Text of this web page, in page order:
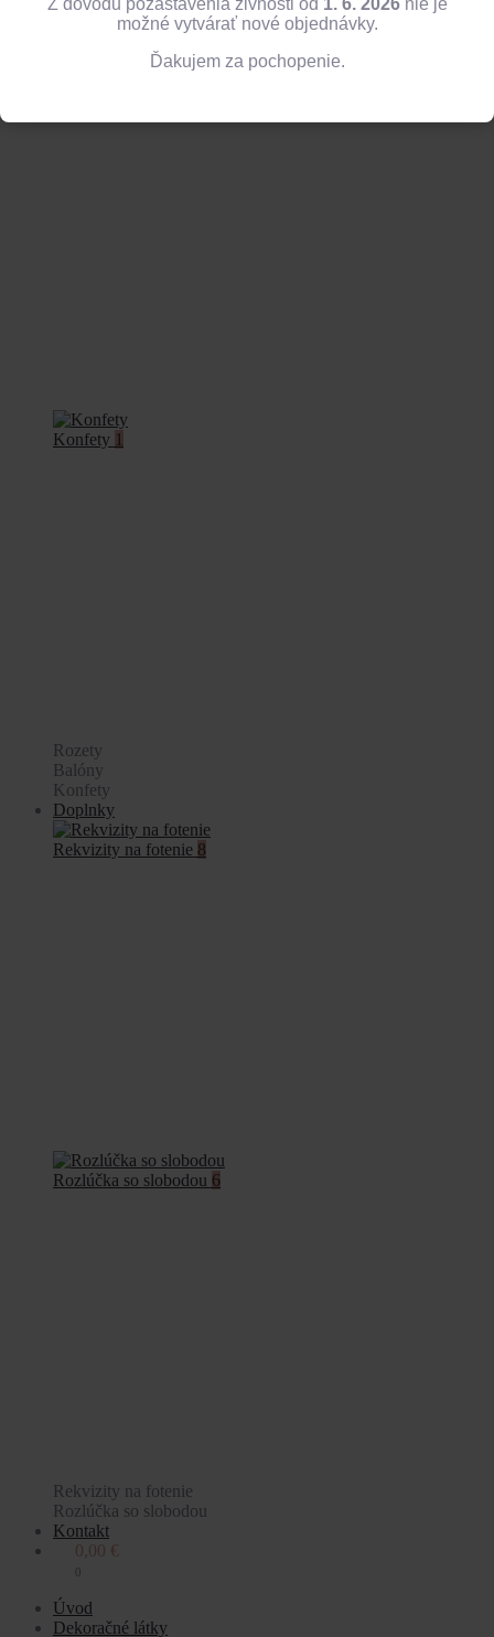
Konfety 1
Rozety
Balóny
Konfety
Doplnky
Rekvizity na fotenie 8
Rozlúčka so slobodou 6
Rekvizity na fotenie
Rozlúčka so slobodou
Kontakt
0,00 €
0
Úvod
Dekoračné látky
Z dôvodu pozastavenia živnosti od 1. 6. 2026nie je
možné vytvárať nové objednávky.
Ďakujem za pochopenie.